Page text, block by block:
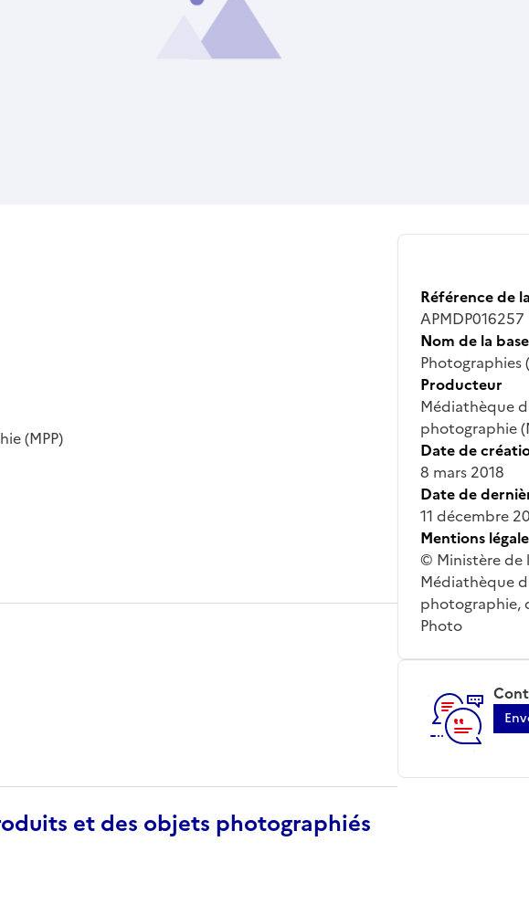
(MPP)
et des objets photographiés
Référence de
APMDP016257
Nom de la base
Photographies
Producteur
Médiathèque
photographie
Date de
8 mars 2018
Date de
11 décembre
Mentions
© Ministère de
Médiathèque
photographie,
Photo